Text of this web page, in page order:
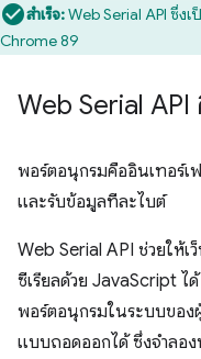
สำเร็จ:Web Serial API ซึ่ง
Chrome 89
Web Serial API
พอร์ตอนุกรมคืออินเทอร์เ
และรับข้อมูลทีละไบต์
Web Serial API ช่วยให้
ซีเรียลด้วย JavaScript
พอร์ตอนุกรมในระบบขอ
แบบถอดออกได้ ซึ่งจำลอ